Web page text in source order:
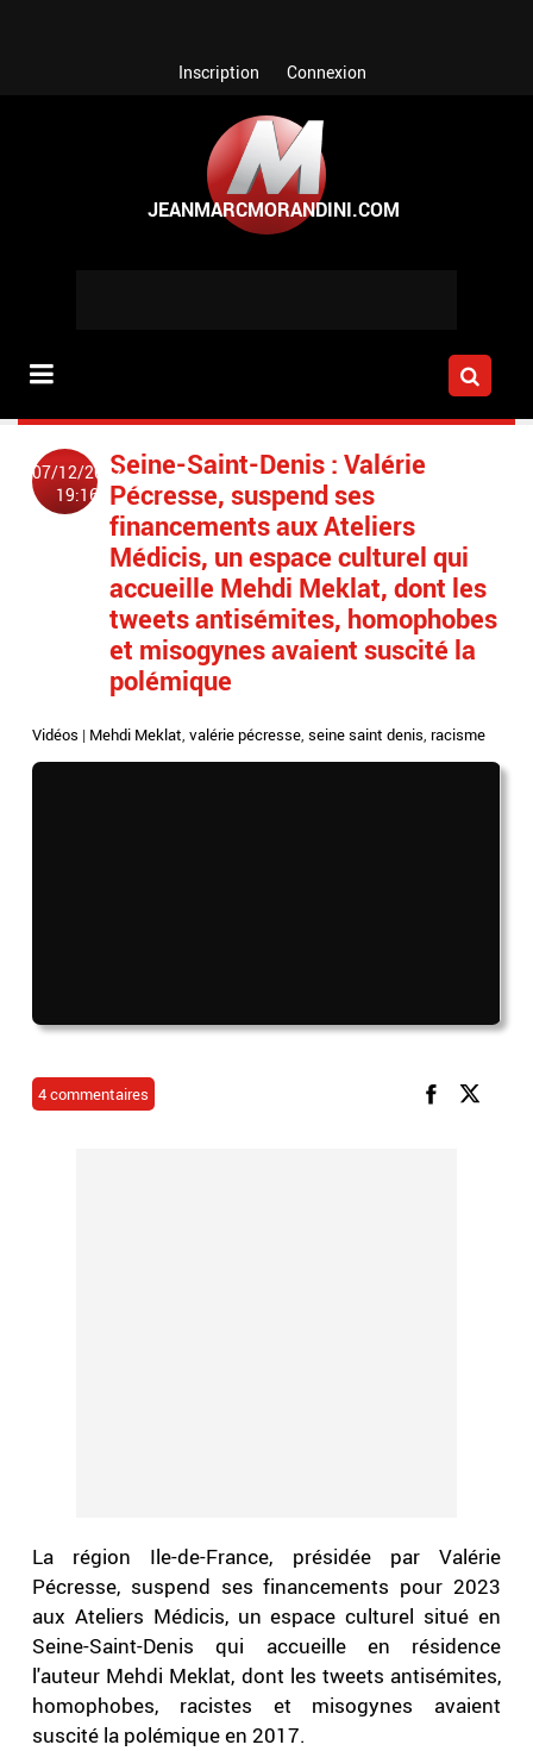
Inscription Connexion
07/12/2022
19:16
Seine-Saint-Denis : Valérie
Pécresse, suspend ses
financements aux Ateliers
Médicis, un espace culturel qui
accueille Mehdi Meklat, dont les
tweets antisémites, homophobes
et misogynes avaient suscité la
polémique
Vidéos | Mehdi Meklat,valérie pécresse,seine saint denis,racisme
4 commentaires
La région Ile-de-France, présidée par Valérie
Pécresse, suspend ses financements pour 2023
aux Ateliers Médicis, un espace culturel situé en
Seine-Saint-Denis qui accueille en résidence
l'auteur Mehdi Meklat, dont les tweets antisémites,
homophobes, racistes et misogynes avaient
suscité la polémique en 2017.